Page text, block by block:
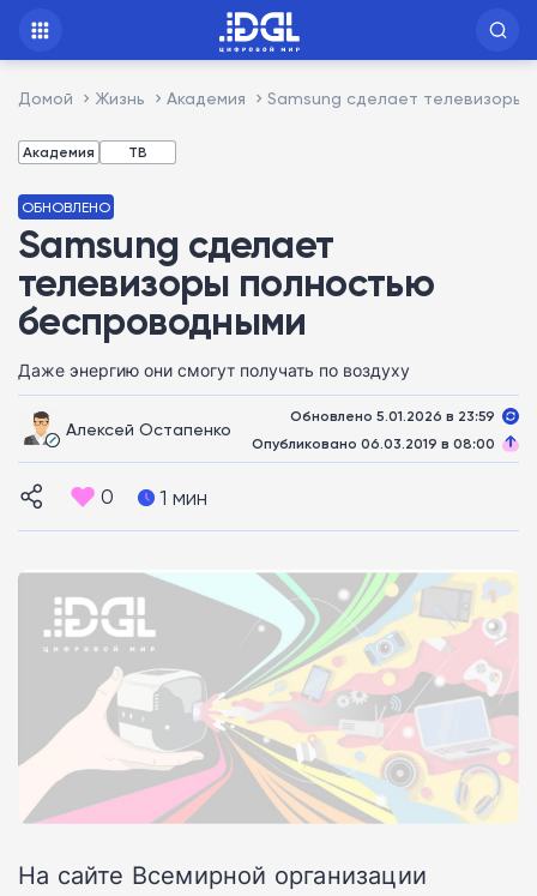
Домой Жизнь Академия Samsung сделает телевизоры
Академия ТВ
ОБНОВЛЕНО
Samsung сделает
телевизоры полностью
беспроводными
Даже энергию они смогут получать по воздуху
Алексей Остапенко
Обновлено 5.01.2026 в 23:59
Опубликовано 06.03.2019 в 08:00
0 1 мин
На сайте Всемирной организации